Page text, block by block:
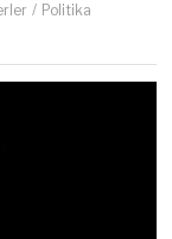
/ Politika